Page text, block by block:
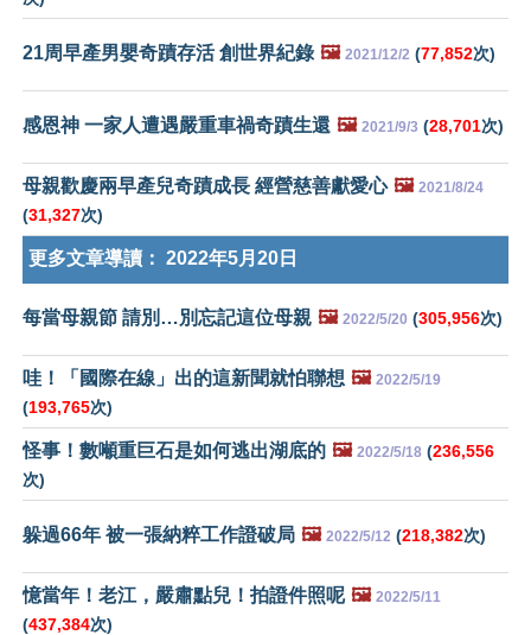
21周早產男嬰奇蹟存活 創世界紀錄 🖼️ 2021/12/2 (77,852次)
感恩神 一家人遭遇嚴重車禍奇蹟生還 🖼️ 2021/9/3 (28,701次)
母親歡慶兩早產兒奇蹟成長 經營慈善獻愛心 🖼️ 2021/8/24
(31,327次)
更多文章導讀： 2022年5月20日
每當母親節 請別…別忘記這位母親 🖼️ 2022/5/20 (305,956次)
哇！「國際在線」出的這新聞就怕聯想 🖼️ 2022/5/19
(193,765次)
怪事！數噸重巨石是如何逃出湖底的 🖼️ 2022/5/18 (236,556
次)
躲過66年 被一張納粹工作證破局 🖼️ 2022/5/12 (218,382次)
憶當年！老江，嚴肅點兒！拍證件照呢 🖼️ 2022/5/11
(437,384次)